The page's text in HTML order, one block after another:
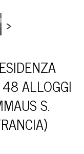
ALLOGGI
S.